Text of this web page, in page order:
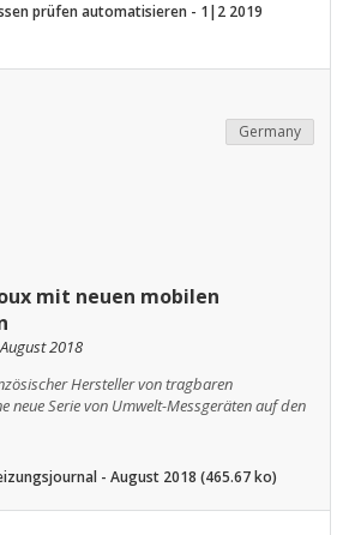
prüfen automatisieren - 1|2 2019
Germany
mit neuen mobilen
2018
Hersteller von tragbaren
neue Serie von Umwelt-Messgeräten auf den
- August 2018 (465.67 ko)